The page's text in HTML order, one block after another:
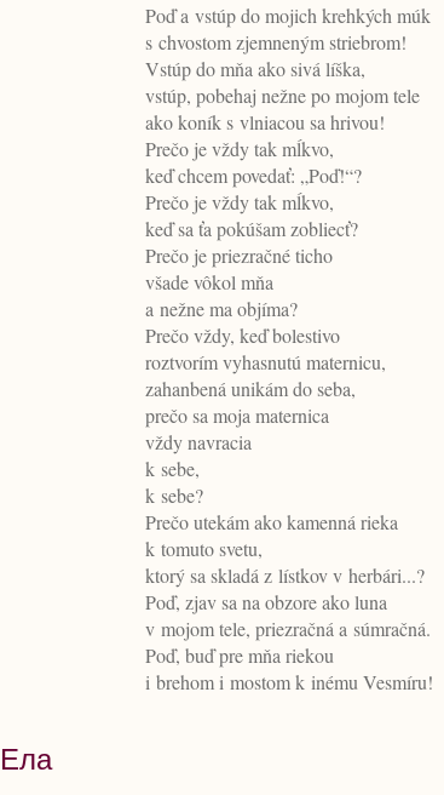
Poď a vstúp do mojich krehkých múk
s chvostom zjemneným striebrom!
Vstúp do mňa ako sivá líška,
vstúp, pobehaj nežne po mojom tele
ako koník s vlniacou sa hrivou!
Prečo je vždy tak mĺkvo,
keď chcem povedať: „Poď!“?
Prečo je vždy tak mĺkvo,
keď sa ťa pokúšam zobliecť?
Prečo je priezračné ticho
všade vôkol mňa
a nežne ma objíma?
Prečo vždy, keď bolestivo
roztvorím vyhasnutú maternicu,
zahanbená unikám do seba,
prečo sa moja maternica
vždy navracia
k sebe,
k sebe?
Prečo utekám ako kamenná rieka
k tomuto svetu,
ktorý sa skladá z lístkov v herbári...?
Poď, zjav sa na obzore ako luna
v mojom tele, priezračná a súmračná.
Poď, buď pre mňa riekou
i brehom i mostom k inému Vesmíru!
Ела